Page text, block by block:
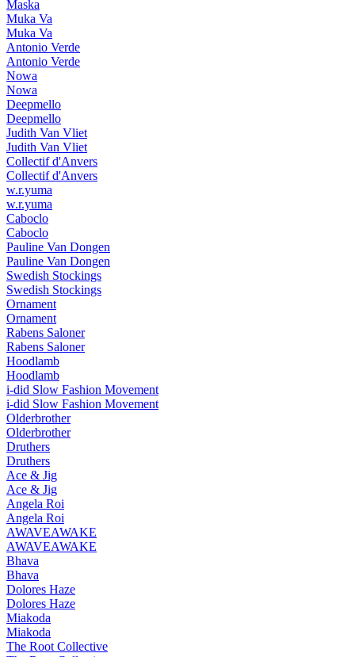
Maska
Muka Va
Muka Va
Antonio Verde
Antonio Verde
Nowa
Nowa
Deepmello
Deepmello
Judith Van Vliet
Judith Van Vliet
Collectif d'Anvers
Collectif d'Anvers
w.r.yuma
w.r.yuma
Caboclo
Caboclo
Pauline Van Dongen
Pauline Van Dongen
Swedish Stockings
Swedish Stockings
Ornament
Ornament
Rabens Saloner
Rabens Saloner
Hoodlamb
Hoodlamb
i-did Slow Fashion Movement
i-did Slow Fashion Movement
Olderbrother
Olderbrother
Druthers
Druthers
Ace & Jig
Ace & Jig
Angela Roi
Angela Roi
AWAVEAWAKE
AWAVEAWAKE
Bhava
Bhava
Dolores Haze
Dolores Haze
Miakoda
Miakoda
The Root Collective